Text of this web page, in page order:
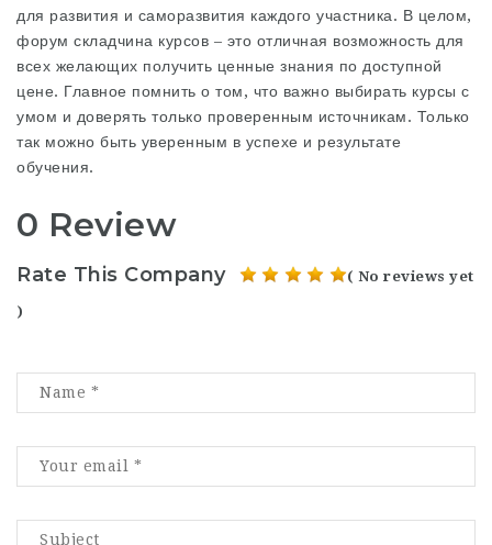
для развития и саморазвития каждого участника. В целом,
форум складчина курсов – это отличная возможность для
всех желающих получить ценные знания по доступной
цене. Главное помнить о том, что важно выбирать курсы с
умом и доверять только проверенным источникам. Только
так можно быть уверенным в успехе и результате
обучения.
0 Review
Rate This Company ( No reviews yet
)